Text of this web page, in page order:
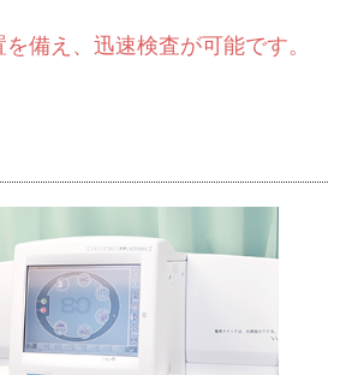
備え、迅速検査が可能です。